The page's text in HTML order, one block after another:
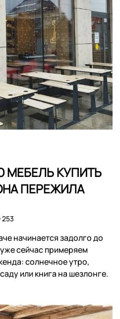
МЕБЕЛЬ КУПИТЬ
ПЕРЕЖИЛА
253
начинается задолго до
сейчас примеряем
солнечное утро,
или книга на шезлонге.